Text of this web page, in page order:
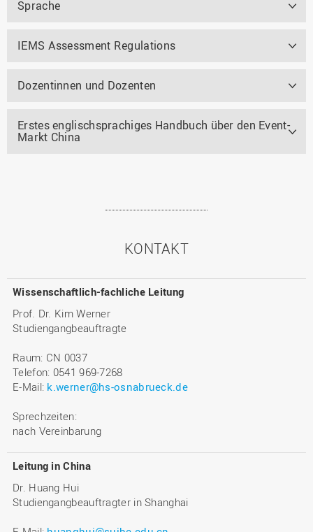
Sprache
IEMS Assessment Regulations
Dozentinnen und Dozenten
Erstes englischsprachiges Handbuch über den Event-
Markt China
KONTAKT
Wissenschaftlich-fachliche Leitung
Prof. Dr. Kim Werner
Studiengangbeauftragte
Raum: CN 0037
Telefon: 0541 969-7268
E-Mail: k.werner@hs-osnabrueck.de
Sprechzeiten:
nach Vereinbarung
Leitung in China
Dr. Huang Hui
Studiengangbeauftragter in Shanghai